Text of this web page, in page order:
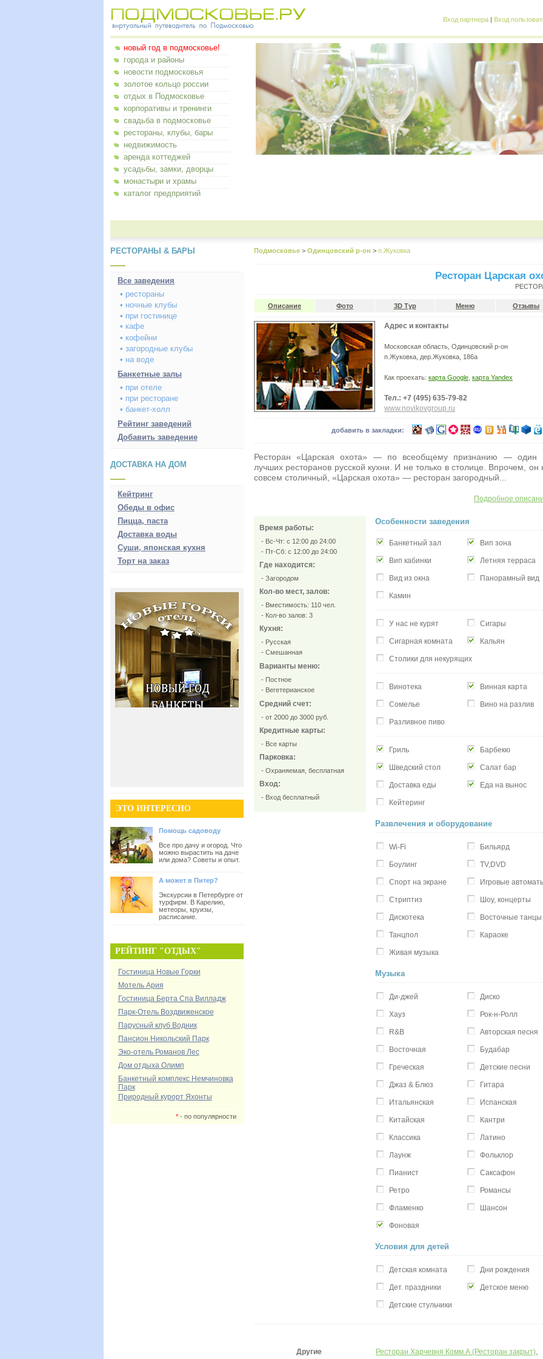
Вход партнера | Вход
новый год в подмосковье!
города и районы
новости подмосковья
золотое кольцо россии
отдых в Подмосковье
корпоративы и тренинги
свадьба в подмосковье
рестораны, клубы, бары
недвижимость
аренда коттеджей
усадьбы, замки, дворцы
монастыри и храмы
каталог предприятий
РЕСТОРАНЫ & БАРЫ
Все заведения
• рестораны
• ночные клубы
• при гостинице
• кафе
• кофейни
• загородные клубы
• на воде
Банкетные залы
• при отеле
• при ресторане
• банкет-холл
Рейтинг заведений
Добавить заведение
ДОСТАВКА НА ДОМ
Кейтринг
Обеды в офис
Пицца, паста
Доставка воды
Суши, японская кухня
Торт на заказ
ЭТО ИНТЕРЕСНО
Помощь садоводу
Все про дачу и огород. Что
можно вырастить на даче
или дома? Советы и опыт.
А может в Питер?
Экскурсии в Петербурге от
турфирм. В Карелию,
метеоры, круизы,
расписание.
РЕЙТИНГ "ОТДЫХ"
Гостиница Новые Горки
Мотель Ария
Гостиница Берта Спа Вилладж
Парк-Отель Воздвиженское
Парусный клуб Водник
Пансион Никольский Парк
Эко-отель Романов Лес
Дом отдыха Олимп
Банкетный комплекс Немчиновка
Парк
Природный курорт Яхонты
*- по популярности
Подмосковье > Одинцовский р-он > п.Жуковка
Ресторан Царская
Описание Фото 3D Тур Меню Отзывы
Адрес и контакты
Московская область, Одинцовский р-он
п.Жуковка, дер.Жуковка, 186а
Как проехать: карта Google карта Yandex
Тел.: +7 (495) 635-79-82
www.novikovgroup.ru
добавить в закладки:
Ресторан «Царская охота» — по всеобщему признанию — один
лучших ресторанов русской кухни. И не только в столице. Впрочем, он
совсем столичный, «Царская охота» — ресторан загородный...
Подробное
Время работы:
- Вс-Чт: с 12:00 до 24:00
- Пт-Сб: с 12:00 до 24:00
Где находится:
- Загородом
Кол-во мест, залов:
- Вместимость: 110 чел.
- Кол-во залов: 3
Кухня:
- Русская
- Смешанная
Варианты меню:
- Постное
- Вегетерианское
Средний счет:
- от 2000 до 3000 руб.
Кредитные карты:
- Все карты
Парковка:
- Охраняемая, бесплатная
Вход:
- Вход бесплатный
Особенности заведения
Банкетный зал Вип зона
Вип кабинки Летняя терраса
Вид из окна Панорамный вид
Камин
У нас не курят Сигары
Сигарная комната Кальян
Столики для некурящих
Винотека Винная карта
Сомелье Вино на разлив
Разливное пиво
Гриль Барбекю
Шведский стол Салат бар
Доставка еды Еда на вынос
Кейтеринг
Развлечения и оборудование
Wi-Fi Бильярд
Боулинг TV,DVD
Спорт на экране Игровые
Стриптиз Шоу, концерты
Дискотека Восточные танцы
Танцпол Караоке
Живая музыка
Музыка
Ди-джей Диско
Хауз Рок-н-Ролл
R&B Авторская песня
Восточная Будабар
Греческая Детские песни
Джаз & Блюз Гитара
Итальянская Испанская
Китайская Кантри
Классика Латино
Лаунж Фольклор
Пианист Саксафон
Ретро Романсы
Фламенко Шансон
Фоновая
Условия для детей
Детская комната Дни рождения
Дет. праздники Детское меню
Детские стульчики
Другие
Ресторан Харчевня Комм.А (Ресторан закрыт)